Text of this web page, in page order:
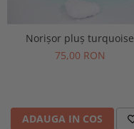
Norișor pluș turquoise
75,00 RON
ADAUGA IN COS